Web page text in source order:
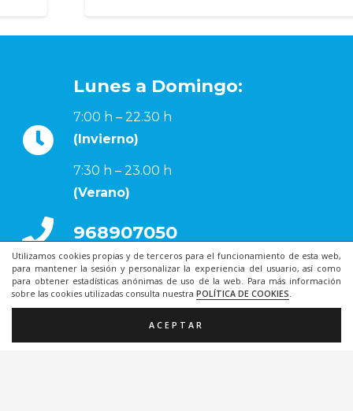
Utilizamos cookies propias y de terceros para el funcionamiento de esta web,
para mantener la sesión y personalizar la experiencia del usuario, así como
para obtener estadísticas anónimas de uso de la web. Para más información
sobre las cookies utilizadas consulta nuestra POLÍTICA DE COOKIES.
ACEPTAR
Lunes a Domingo:
7:00 h – 22.30 h
(Invierno)
7:30 h – 23.00 h
(Verano)
968907050
868077351